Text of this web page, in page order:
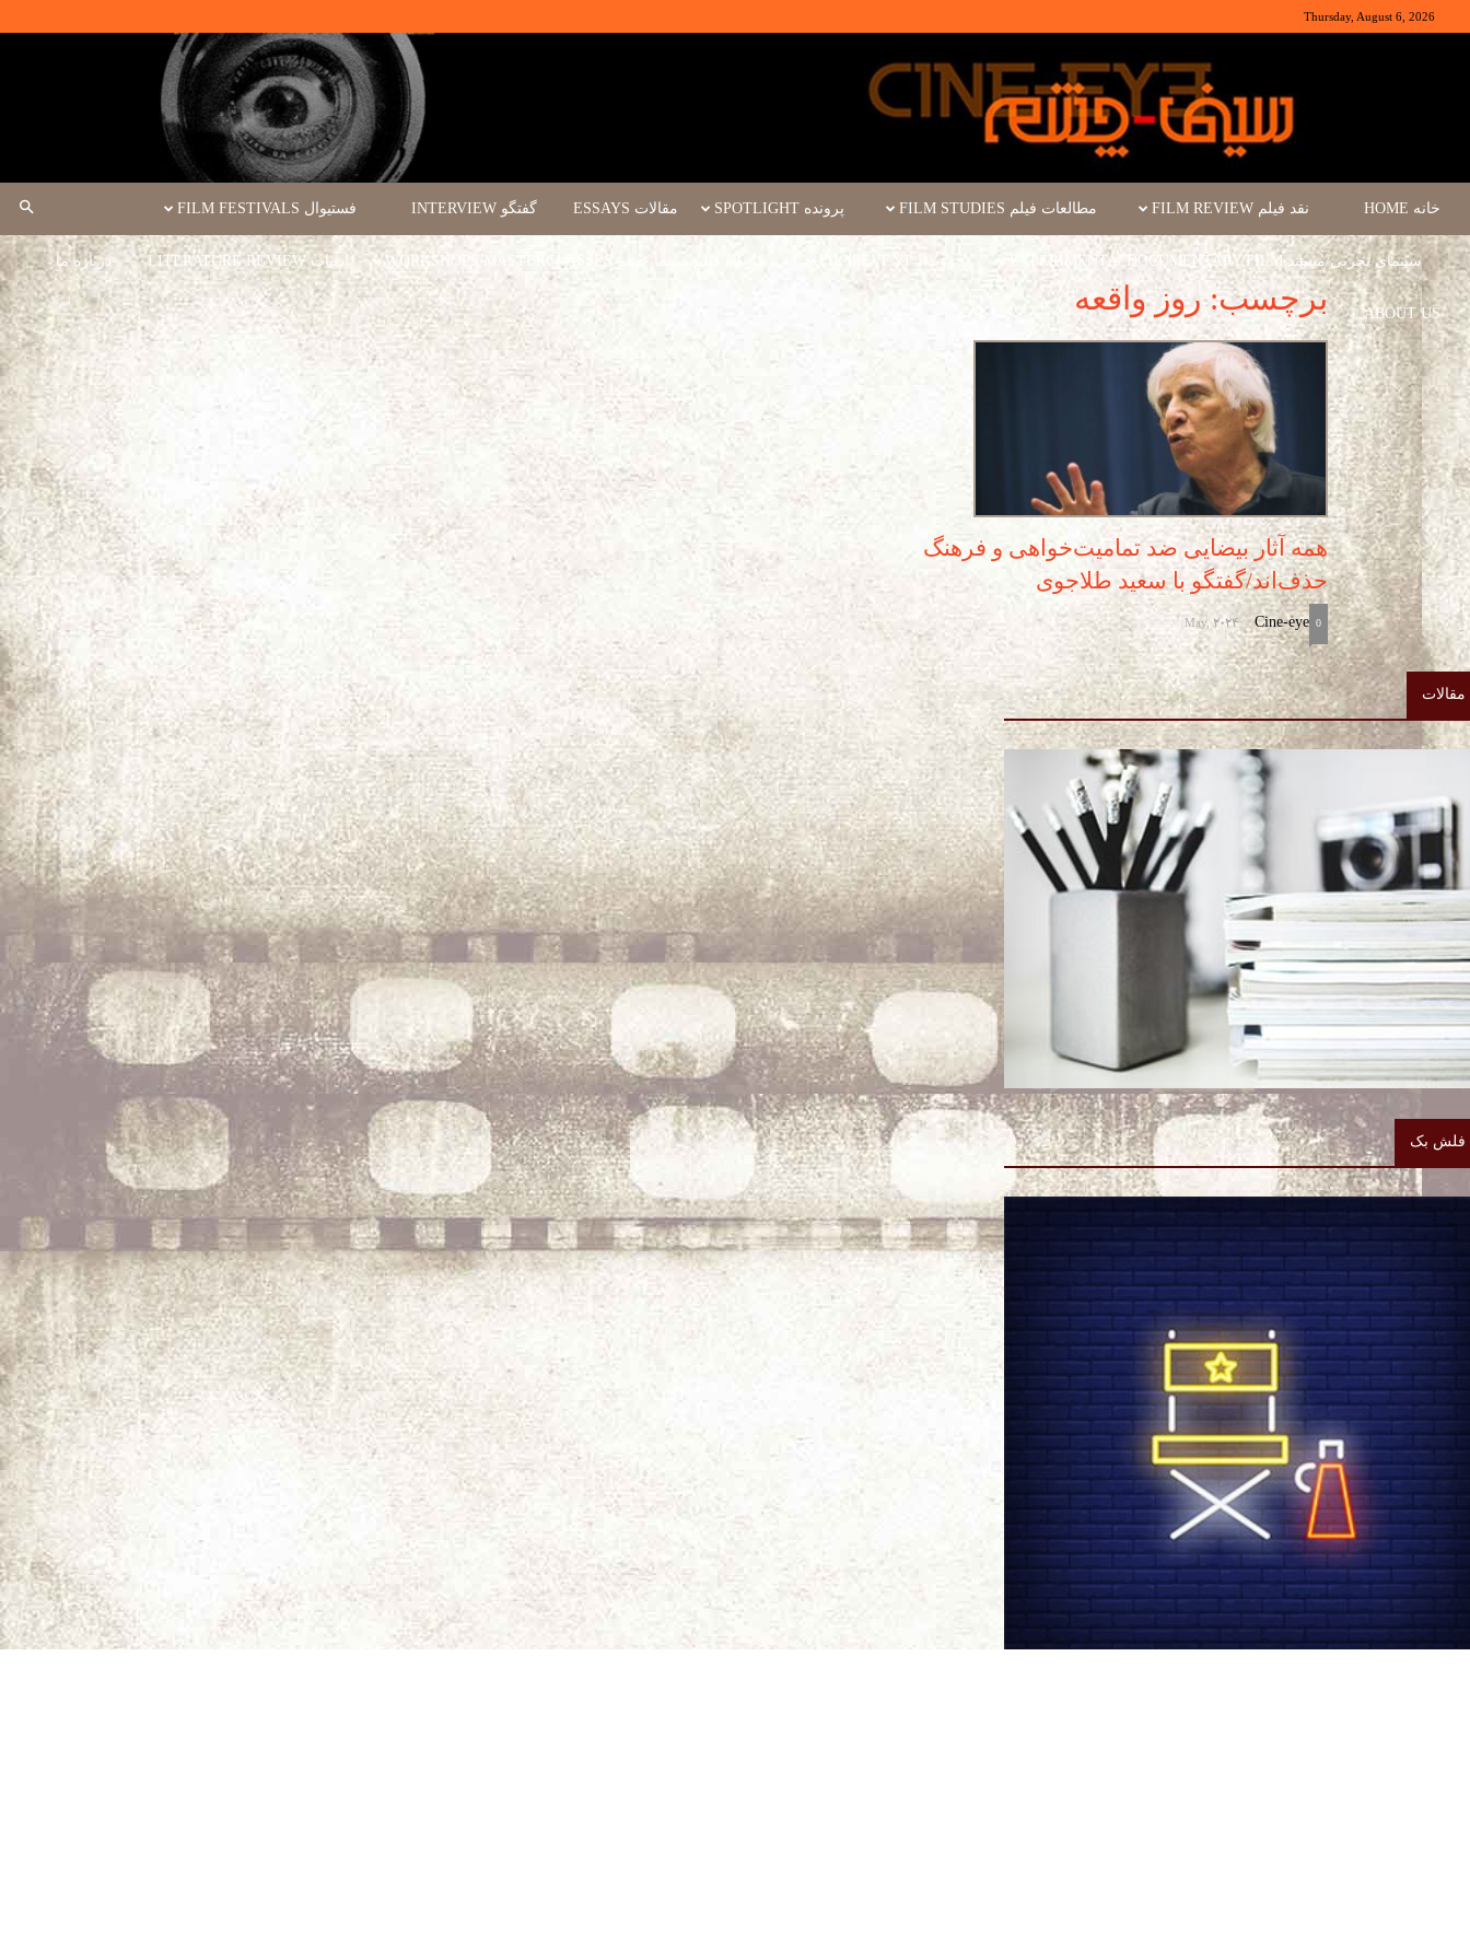
Thursday, August 6, 2026
خانه HOME نقد فیلم FILM REVIEW مطالعات فیلم FILM STUDIES پرونده SPOTLIGHT مقالات ESSAYS گفتگو INTERVIEW فستیوال FILM FESTIVALS
سینمای تجربی/مستند EXPERIMENTA/ DOCUMENTARY FILM رویداد FILM EVENT کارگاه فیلم سینما چشم WORKSHOPS/MASTERCLASSES ادبیات LITERATURE REVIEW درباره ما
ABOUT US برچسب: روز واقعه
همه آثار بیضایی ضد تمامیت‌خواهی و فرهنگ
حذف‌اند/گفتگو با سعید طلاجوی
Cine-eye
-
May, 2024 0
مقالات
فلش بک